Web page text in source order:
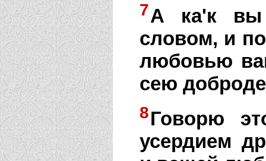
7А ка'к вы
словом, и
любовью
сею
8Говорю
усердием